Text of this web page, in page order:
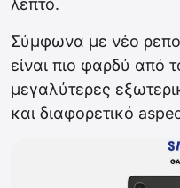
λεπτό.
Σύμφωνα με νέο
είναι πιο φαρδύ από
μεγαλύτερες
και διαφορετικό